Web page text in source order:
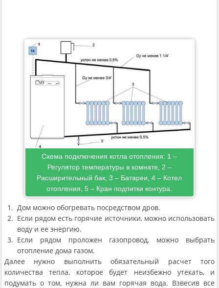
Схема подключения котла отопления: 1 –
Регулятор температуры в комнате, 2 –
Расширительный бак, 3 – Батареи, 4 – Котел
отопления, 5 – Кран подпитки контура.
Дом можно обогревать посредством дров.
Если рядом есть горячие источники, можно использовать
воду и ее энергию.
Если рядом проложен газопровод, можно выбрать
отопление дома газом.
Далее нужно выполнить обязательный расчет того
количества тепла, которое будет неизбежно утекать, и
подумать о том, нужна ли вам горячая вода. Взвесив все